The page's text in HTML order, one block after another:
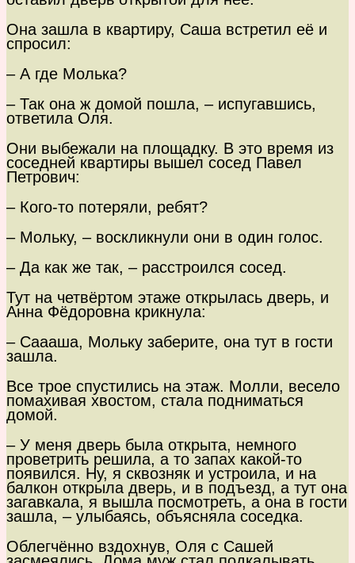
Она зашла в квартиру, Саша встретил её и
спросил:
– А где Молька?
– Так она ж домой пошла, – испугавшись,
ответила Оля.
Они выбежали на площадку. В это время из
соседней квартиры вышел сосед Павел
Петрович:
– Кого-то потеряли, ребят?
– Мольку, – воскликнули они в один голос.
– Да как же так, – расстроился сосед.
Тут на четвёртом этаже открылась дверь, и
Анна Фёдоровна крикнула:
– Саааша, Мольку заберите, она тут в гости
зашла.
Все трое спустились на этаж. Молли, весело
помахивая хвостом, стала подниматься
домой.
– У меня дверь была открыта, немного
проветрить решила, а то запах какой-то
появился. Ну, я сквозняк и устроила, и на
балкон открыла дверь, и в подъезд, а тут она
загавкала, я вышла посмотреть, а она в гости
зашла, – улыбаясь, объясняла соседка.
Облегчённо вздохнув, Оля с Сашей